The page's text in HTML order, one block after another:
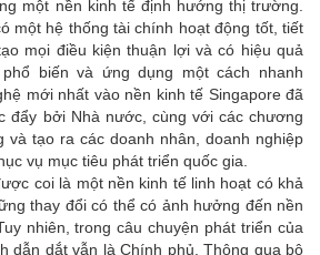
một nền kinh tế định hướng thị trường.
một hệ thống tài chính hoạt động tốt, tiết
mọi điều kiện thuận lợi và có hiệu quả
biến và ứng dụng một cách nhanh
mới nhất vào nền kinh tế Singapore đã
đẩy bởi Nhà nước, cùng với các chương
và tạo ra các doanh nhân, doanh nghiệp
vụ mục tiêu phát triển quốc gia.
coi là một nền kinh tế linh hoạt có khả
thay đổi có thể có ảnh hưởng đến nền
Tuy nhiên, trong câu chuyện phát triển của
dẫn dắt vẫn là Chính phủ. Thông qua bộ